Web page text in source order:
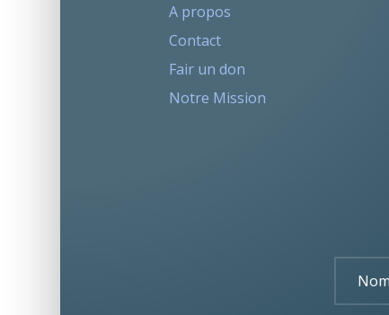
A propos
Contact
Fair un don
Notre Mission